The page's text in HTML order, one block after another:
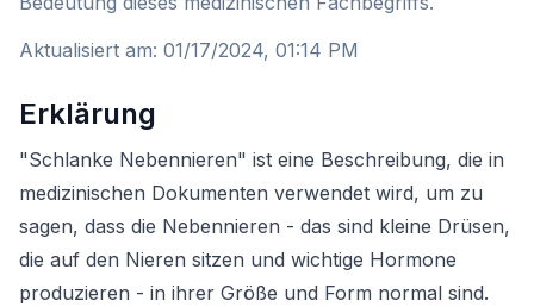
Aktualisiert am: 01/17/2024, 01:14 PM
Erklärung
"Schlanke Nebennieren" ist eine Beschreibung, die in
medizinischen Dokumenten verwendet wird, um zu
sagen, dass die Nebennieren - das sind kleine Drüsen,
die auf den Nieren sitzen und wichtige Hormone
produzieren - in ihrer Größe und Form normal sind.